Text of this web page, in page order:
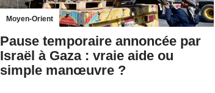
Moyen-Orient
Pause temporaire annoncée par
Israël à Gaza : vraie aide ou
simple manœuvre ?